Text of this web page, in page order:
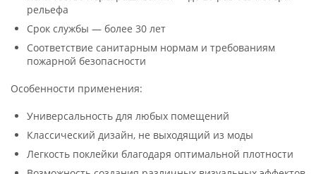
рельефа
Срок службы — более 30 лет
Соответствие санитарным нормам и требованиям
пожарной безопасности
Особенности применения:
Универсальность для любых помещений
Классический дизайн, не выходящий из моды
Легкость поклейки благодаря оптимальной плотности